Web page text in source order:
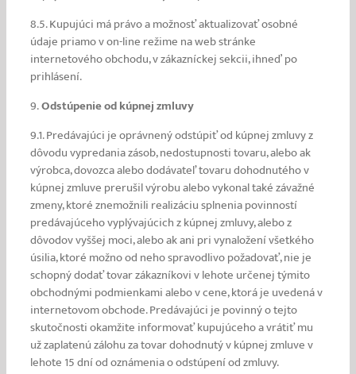
8.5. Kupujúci má právo a možnosť aktualizovať osobné
údaje priamo v on-line režime na web stránke
internetového obchodu, v zákazníckej sekcii, ihneď po
prihlásení.
9.Odstúpenie od kúpnej zmluvy
9.1. Predávajúci je oprávnený odstúpiť od kúpnej zmluvy z
dôvodu vypredania zásob, nedostupnosti tovaru, alebo ak
výrobca, dovozca alebo dodávateľ tovaru dohodnutého v
kúpnej zmluve prerušil výrobu alebo vykonal také závažné
zmeny, ktoré znemožnili realizáciu splnenia povinností
predávajúceho vyplývajúcich z kúpnej zmluvy, alebo z
dôvodov vyššej moci, alebo ak ani pri vynaložení všetkého
úsilia, ktoré možno od neho spravodlivo požadovať, nie je
schopný dodať tovar zákazníkovi v lehote určenej týmito
obchodnými podmienkami alebo v cene, ktorá je uvedená v
internetovom obchode. Predávajúci je povinný o tejto
skutočnosti okamžite informovať kupujúceho a vrátiť mu
už zaplatenú zálohu za tovar dohodnutý v kúpnej zmluve v
lehote 15 dní od oznámenia o odstúpení od zmluvy.